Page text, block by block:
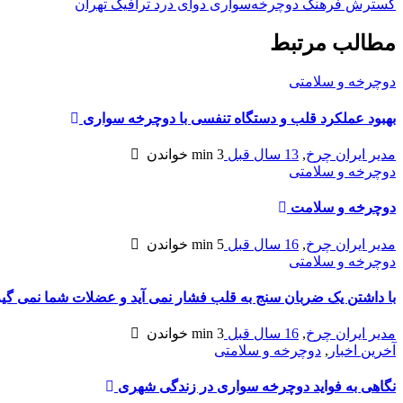
گسترش فرهنگ دوچرخه‌سواری دوای درد ترافیک تهران
مطالب مرتبط
دوچرخه و سلامتی
بهبود عملکرد قلب و دستگاه تنفسی با دوچرخه سواری
مدیر ایران چرخ, 13 سال قبل 3 min
خواندن
دوچرخه و سلامتی
دوچرخه‌ و سلامت
مدیر ایران چرخ, 16 سال قبل 5 min
خواندن
دوچرخه و سلامتی
با داشتن یک ضربان سنج به قلب فشار نمی آید و عضلات شما نمی
مدیر ایران چرخ, 16 سال قبل 3 min
خواندن
آخرین اخبار , دوچرخه و سلامتی
نگاهی به فواید دوچرخه سواری در زندگی شهری